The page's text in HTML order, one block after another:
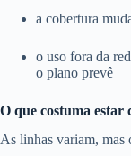
a cobertura
o uso fora da
o plano prevê
O que costuma estar
As linhas variam, mas